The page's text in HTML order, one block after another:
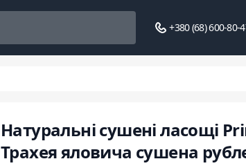
+380 (68) 600-80-
Натуральні сушені ласощі
Трахея яловича сушена